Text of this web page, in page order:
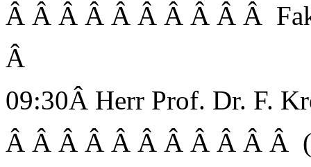
Â Â Â Â Â Â Â Â Â Â
Â
09:30Â Herr Prof. Dr. F.
Â Â Â Â Â Â Â Â Â Â Â